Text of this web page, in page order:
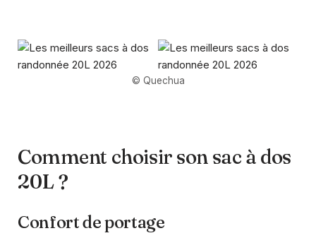
© Quechua
Comment choisir son sac à dos
20L ?
Confort de portage